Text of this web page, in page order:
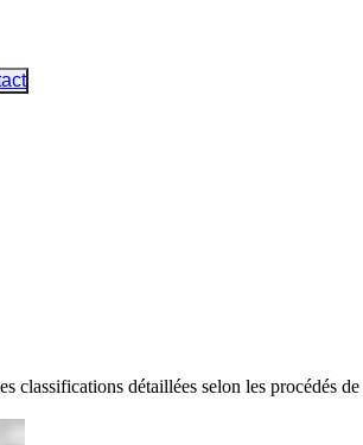
classifications détaillées selon les procédés